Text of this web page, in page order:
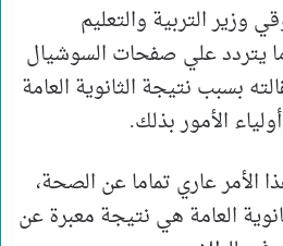
التربية والتعليم
ما يتردد علي صفحات السوشيال
بسبب نتيجة الثانوية العامة
الأمور بذلك.
الأمر عاري تماما عن الصحة،
العامة هي نتيجة معبرة عن